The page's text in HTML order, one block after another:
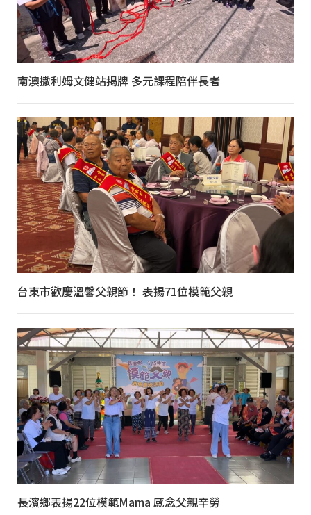
南澳撒利姆文健站揭牌 多元課程陪伴長者
台東市歡慶溫馨父親節！ 表揚71位模範父親
長濱鄉表揚22位模範Mama 感念父親辛勞